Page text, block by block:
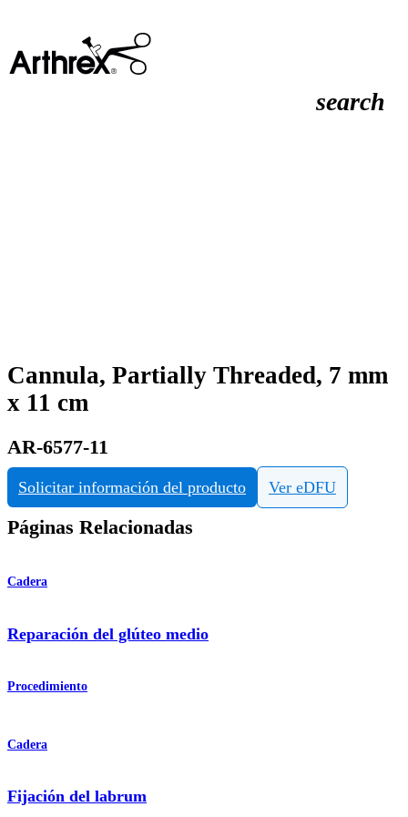
search
Cannula, Partially Threaded, 7 mm
x 11 cm
AR-6577-11
Solicitar información del producto Ver eDFU
Páginas Relacionadas
Cadera
Reparación del glúteo medio
Procedimiento
Cadera
Fijación del labrum